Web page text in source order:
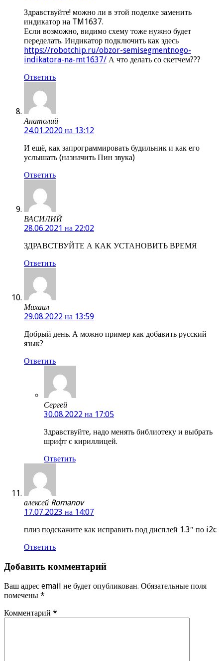
Здравствуйте! можно ли в этой поделке заменить
индикатор на TM1637.
Если возможно, видимо схему тоже нужно будет
переделать. Индикатор подключить как здесь
https://robotchip.ru/obzor-semisegmentnogo-
indikatora-na-mt1637/ А что делать со скетчем???
Ответить
Анатолий
24.01.2020 на 13:12
И ещё, как запрограммировать будильник и как его
услышать (назначить Пин звука)
Ответить
ВАСИЛИЙ
28.06.2021 на 22:02
ЗДРАВСТВУЙТЕ А КАК УСТАНОВИТЬ ВРЕМЯ
Ответить
Михаил
29.08.2022 на 13:59
Добрый день. А можно пример как добавить русский
язык?
Ответить
Сергей
30.08.2022 на 17:05
Здравствуйте, надо менять библиотеку и выбрать
шрифт с кириллицей.
Ответить
алексей Romanov
17.07.2023 на 14:07
плиз подскажите как исправить под дисплей 1.3″ по i2c
Ответить
Добавить комментарий
Ваш адрес email не будет опубликован. Обязательные поля
помечены *
Комментарий *